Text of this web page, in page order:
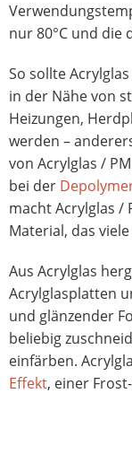
nur 80°C und die
So sollte
in der Nähe von
Heizungen,
werden –
von Acrylglas /
bei der
macht Acrylglas /
Material, das
Aus Acrylglas
Acrylglasplatten
und glänzender
beliebig
einfärben.
Effekt, einer